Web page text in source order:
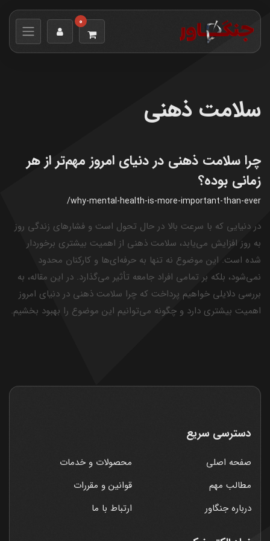
0
سلامت ذهنی
چرا سلامت ذهنی در دنیای امروز مهم‌تر از هر
زمانی بوده؟
/why-mental-health-is-more-important-than-ever
در دنیایی که با سرعت بالا در حال تحول است و فشارهای زندگی روز
به روز افزایش می‌یابد، سلامت ذهنی از اهمیت بیشتری برخوردار
شده است. این موضوع نه تنها به حرفه‌ای‌ها و کارکنان محدود
نمی‌شود، بلکه بر تمامی افراد جامعه تأثیر می‌گذارد. در این مقاله، به
بررسی دلایلی خواهیم پرداخت که چرا سلامت ذهنی در دنیای امروز
اهمیت بیشتری دارد و چگونه می‌توانیم این موضوع را بهبود بخشیم.
دسترسی سریع
صفحه اصلی
محصولات و خدمات
مطالب مهم
قوانین و مقررات
درباره جنگاور
ارتباط با ما